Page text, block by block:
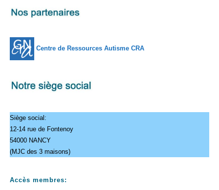
Centre de Ressources Autisme CRA
Siège social:
12-14 rue de Fontenoy
54000 NANCY
(MJC des 3 maisons)
Accès membres: